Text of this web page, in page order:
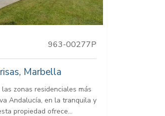
963-00277P
Marbella
zonas residenciales más
Andalucía, en la tranquila y
propiedad ofrece...